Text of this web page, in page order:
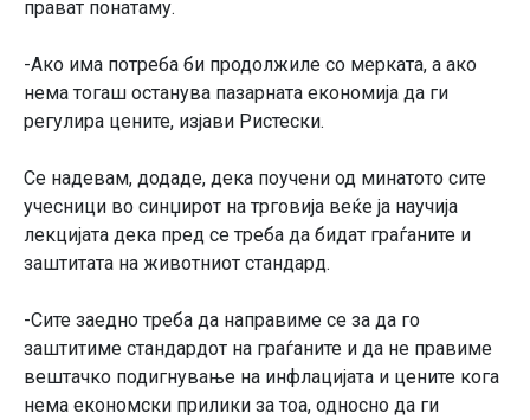
прават понатаму.
-Ако има потреба би продолжиле со мерката, а ако
нема тогаш останува пазарната економија да ги
регулира цените, изјави Ристески.
Се надевам, додаде, дека поучени од минатото сите
учесници во синџирот на трговија веќе ја научија
лекцијата дека пред се треба да бидат граѓаните и
заштитата на животниот стандард.
-Сите заедно треба да направиме се за да го
заштитиме стандардот на граѓаните и да не правиме
вештачко подигнување на инфлацијата и цените кога
нема економски прилики за тоа, односно да ги